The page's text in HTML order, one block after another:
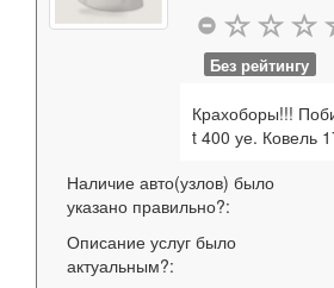
Без рейтингу
Крахоборы!!!
t 400 уе. Ковель
Наличие авто(узлов) было
указано правильно?:
Описание услуг было
актуальным?: